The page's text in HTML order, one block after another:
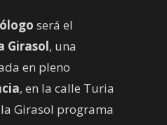
será el
Girasol, una
en pleno
, en la calle Turia
Girasol programa